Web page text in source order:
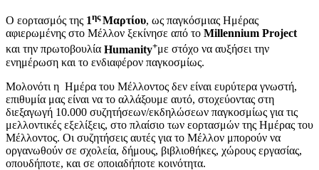
Ο εορτασμός της 1ηςΜαρτίου, ως παγκόσμιας Ημέρας
αφιερωμένης στο Μέλλον ξεκίνησε από το Millennium Project
και την πρωτοβουλία Humanity+με στόχο να αυξήσει την
ενημέρωση και το ενδιαφέρον παγκοσμίως.
Μολονότι η Ημέρα του Μέλλοντος δεν είναι ευρύτερα γνωστή,
επιθυμία μας είναι να το αλλάξουμε αυτό, στοχεύοντας στη
διεξαγωγή 10.000 συζητήσεων/εκδηλώσεων παγκοσμίως για τις
μελλοντικές εξελίξεις, στο πλαίσιο των εορτασμών της Ημέρας του
Μέλλοντος. Οι συζητήσεις αυτές για το Μέλλον μπορούν να
οργανωθούν σε σχολεία, δήμους, βιβλιοθήκες, χώρους εργασίας,
οπουδήποτε, και σε οποιαδήποτε κοινότητα.